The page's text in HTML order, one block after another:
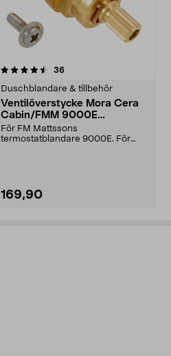
36recensioner
Duschblandare & tillbehör
Ventilöverstycke Mora Cera
Cabin/FMM 9000E
termostatblandare
För FM Mattssons
termostatblandare 9000E. För
169,90
3.5 av 5 stjärnor